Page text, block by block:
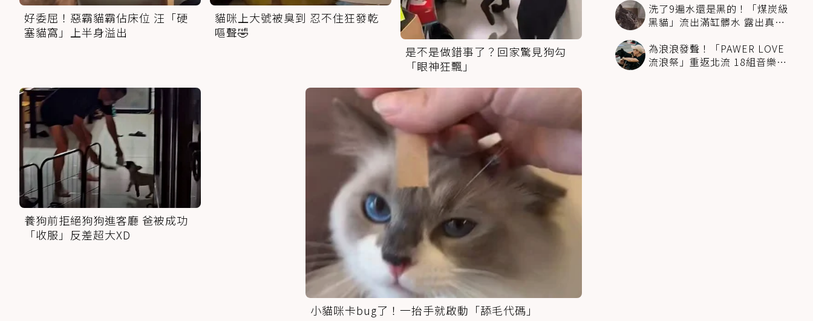
好委屈！惡霸貓霸佔床位 汪「硬
塞貓窩」上半身溢出
貓咪上大號被臭到 忍不住狂發乾
嘔聲🤣
是不是做錯事了？回家驚見狗勾
「眼神狂飄」
養狗前拒絕狗狗進客廳 爸被成功
「收服」反差超大XD
小貓咪卡bug了！一抬手就啟動「舔毛代碼」
洗了9遍水還是黑的！「煤炭級
黑貓」流出滿缸髒水 露出真身
為浪浪發聲！「PAWER LOVE
流浪祭」重返北流 18組音樂人